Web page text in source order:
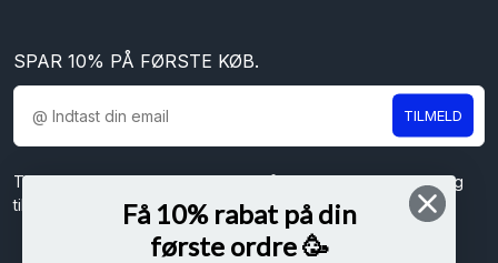
SPAR 10% PÅ FØRSTE KØB.
TILMELD
Tilmeld dig vores nyhedsbrev og få spændende nyheder og
tilbud direkte i din indbakke.Få 10% rabat på din
første ordre 🥳